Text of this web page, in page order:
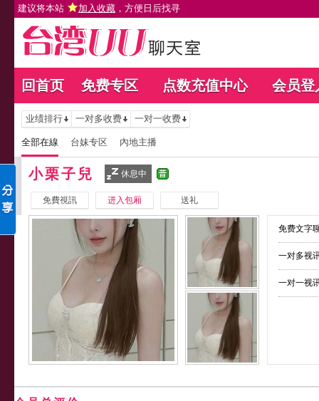
建议将本站 加入收藏 ，方便日后找寻
回首页 免费专区 点数充值中心 会员登
业绩排行 一对多收费 一对一收费
全部在線 台妹专区 內地主播
小栗子兒 休息中
免費視訊 进入包厢 送礼
免费文字
一对多视
一对一视